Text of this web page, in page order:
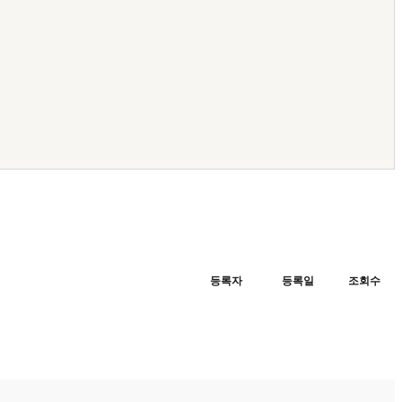
등록자 등록일 조회수